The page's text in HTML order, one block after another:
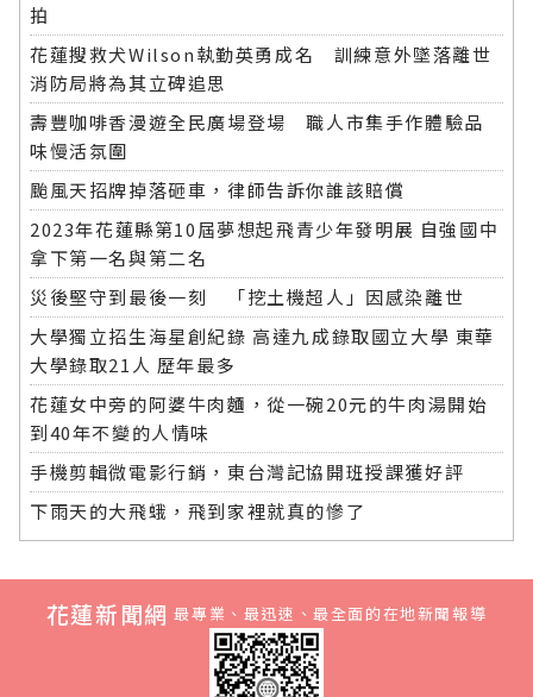
拍
花蓮搜救犬Wilson執勤英勇成名 訓練意外墜落離世
消防局將為其立碑追思
壽豐咖啡香漫遊全民廣場登場 職人市集手作體驗品
味慢活氛圍
颱風天招牌掉落砸車，律師告訴你誰該賠償
2023年花蓮縣第10屆夢想起飛青少年發明展 自強國中
拿下第一名與第二名
災後堅守到最後一刻 「挖土機超人」因感染離世
大學獨立招生海星創紀錄 高達九成錄取國立大學 東華
大學錄取21人 歷年最多
花蓮女中旁的阿婆牛肉麵，從一碗20元的牛肉湯開始
到40年不變的人情味
手機剪輯微電影行銷，東台灣記協開班授課獲好評
下雨天的大飛蛾，飛到家裡就真的慘了
花蓮新聞網 最專業、最迅速、最全面的在地新聞報導